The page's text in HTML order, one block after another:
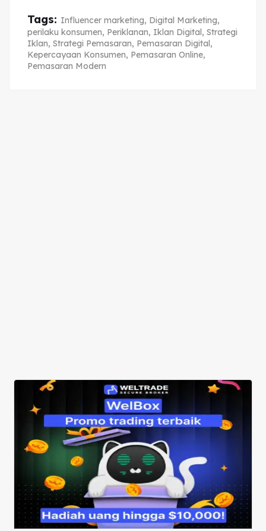
Tags: Influencer marketing, Digital Marketing,
perilaku konsumen, Periklanan, Iklan Digital, Strategi
Iklan, Strategi Pemasaran, Pemasaran Digital,
Kepercayaan Konsumen, Pemasaran Online,
Pemasaran Modern